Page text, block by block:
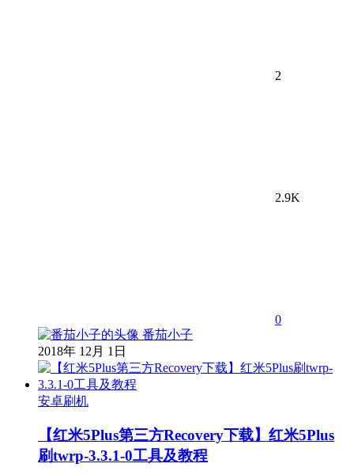
2
2.9K
0
番茄小子
2018年 12月 1日
安卓刷机
【红米5Plus第三方Recovery下载】红米5Plus
刷twrp-3.3.1-0工具及教程